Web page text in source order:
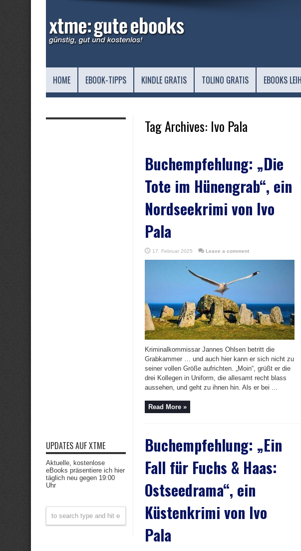
HOME EBOOK-TIPPS KINDLE GRATIS TOLINO GRATIS EBOOKS
Tag Archives: Ivo Pala
Buchempfehlung: „Die
Tote im Hünengrab“, ein
Nordseekrimi von Ivo
Pala
17. Februar 2025 Leave a comment
Kriminalkommissar Jannes Ohlsen betritt die
Grabkammer … und auch hier kann er sich nicht zu
seiner vollen Größe aufrichten. „Moin“, grüßt er die
drei Kollegen in Uniform, die allesamt recht blass
aussehen, und geht zu ihnen hin. Als er bei ...
Read More »
Buchempfehlung: „Ein
Fall für Fuchs & Haas:
Ostseedrama“, ein
Küstenkrimi von Ivo
Pala
UPDATES AUF XTME
Aktuelle, kostenlose
eBooks präsentiere ich hier
täglich neu gegen 19:00
Uhr